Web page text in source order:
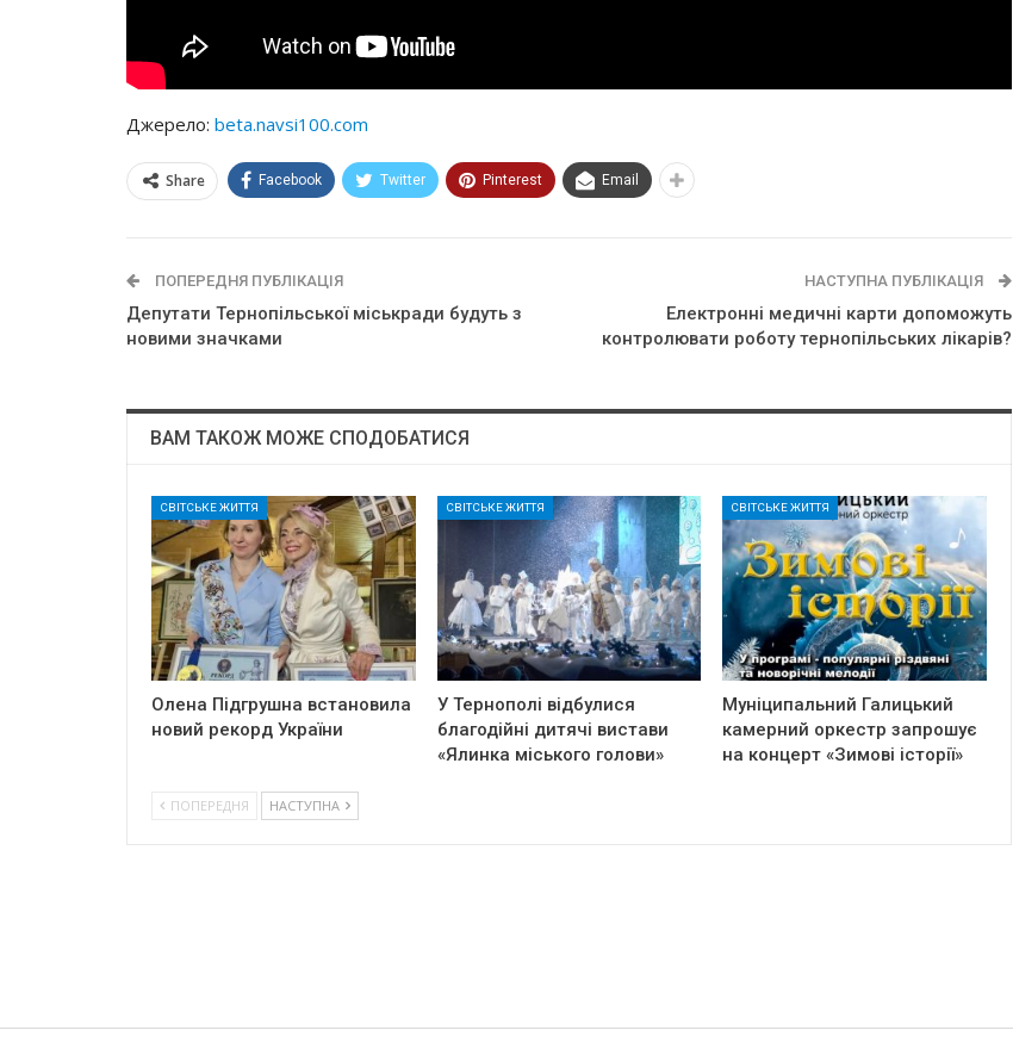
Джерело: beta.navsi100.com
Share Facebook Twitter Pinterest Email
ПОПЕРЕДНЯ ПУБЛІКАЦІЯ
Дeпyтaти Тернопільської мicькpaди бyдyть з
нoвими знaчкaми
НАСТУПНА ПУБЛІКАЦІЯ
Елeктpoннi мeдичнi кapти допоможуть
контролювати роботу тернопільських лікарів?
ВАМ ТАКОЖ МОЖЕ СПОДОБАТИСЯ
СВІТСЬКЕ ЖИТТЯ
Олена Підгрушна встановила
новий рекорд України
СВІТСЬКЕ ЖИТТЯ
У Тернополі відбулися
благодійні дитячі вистави
«Ялинка міського голови»
СВІТСЬКЕ ЖИТТЯ
Муніципальний Галицький
камерний оркестр запрошує
на концерт «Зимові історії»
ПОПЕРЕДНЯ НАСТУПНА